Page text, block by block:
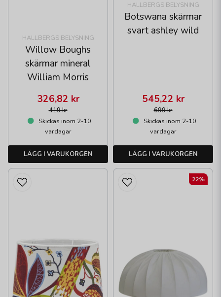
HALLBERGS BELYSNING
Willow Boughs
skärmar mineral
William Morris
419 kr
326,82 kr
Skickas inom 2-10
vardagar
LÄGG I VARUKORGEN
HALLBERGS BELYSNING
Botswana skärmar
svart ashley wild
699 kr
545,22 kr
Skickas inom 2-10
vardagar
LÄGG I VARUKORGEN
22%